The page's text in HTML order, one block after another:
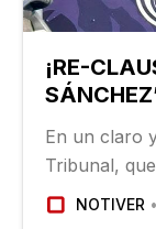
¡RE-
En un claro
Tribunal,
Protección
NOTIVER